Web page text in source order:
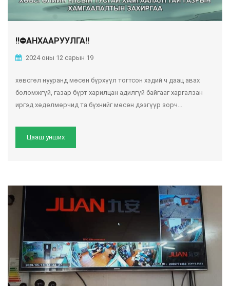
‼️⛔️АНХААРУУЛГА‼️
2024 оны 12 сарын 19
хөвсгөл нууранд мөсөн бүрхүүл тогтсон хэдий ч даац авах
боломжгүй, газар бүрт харилцан адилгүй байгааг харгалзан
иргэд хөдөлмөрчид та бүхнийг мөсөн дээгүүр зорч...
Цааш унших